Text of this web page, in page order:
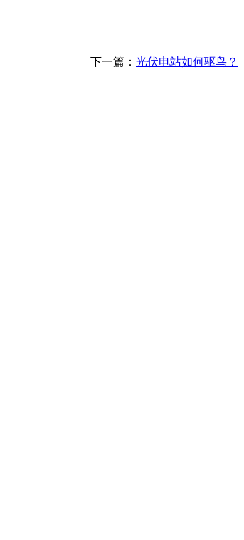
下一篇： 光伏电站如何驱鸟？